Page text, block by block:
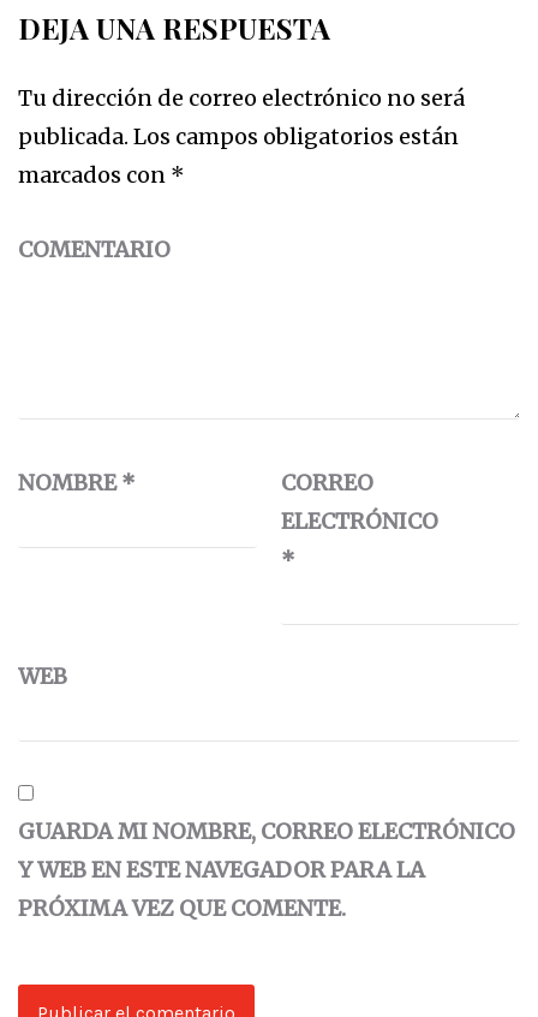
DEJA UNA RESPUESTA
Tu dirección de correo electrónico no será
publicada. Los campos obligatorios están
marcados con *
COMENTARIO
NOMBRE*
CORREO
ELECTRÓNICO
*
WEB
GUARDA MI NOMBRE, CORREO ELECTRÓNICO
Y WEB EN ESTE NAVEGADOR PARA LA
PRÓXIMA VEZ QUE COMENTE.